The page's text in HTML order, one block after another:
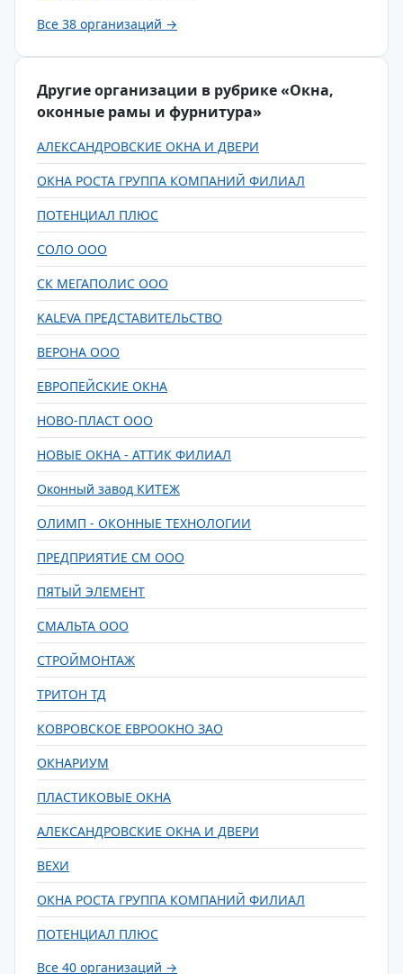
Все 38 организаций →
Другие организации в рубрике «Окна,
оконные рамы и фурнитура»
АЛЕКСАНДРОВСКИЕ ОКНА И ДВЕРИ
ОКНА РОСТА ГРУППА КОМПАНИЙ ФИЛИАЛ
ПОТЕНЦИАЛ ПЛЮС
СОЛО ООО
СК МЕГАПОЛИС ООО
KALEVA ПРЕДСТАВИТЕЛЬСТВО
ВЕРОНА ООО
ЕВРОПЕЙСКИЕ ОКНА
НОВО-ПЛАСТ ООО
НОВЫЕ ОКНА - АТТИК ФИЛИАЛ
Оконный завод КИТЕЖ
ОЛИМП - ОКОННЫЕ ТЕХНОЛОГИИ
ПРЕДПРИЯТИЕ СМ ООО
ПЯТЫЙ ЭЛЕМЕНТ
СМАЛЬТА ООО
СТРОЙМОНТАЖ
ТРИТОН ТД
КОВРОВСКОЕ ЕВРООКНО ЗАО
ОКНАРИУМ
ПЛАСТИКОВЫЕ ОКНА
АЛЕКСАНДРОВСКИЕ ОКНА И ДВЕРИ
ВЕХИ
ОКНА РОСТА ГРУППА КОМПАНИЙ ФИЛИАЛ
ПОТЕНЦИАЛ ПЛЮС
Все 40 организаций →